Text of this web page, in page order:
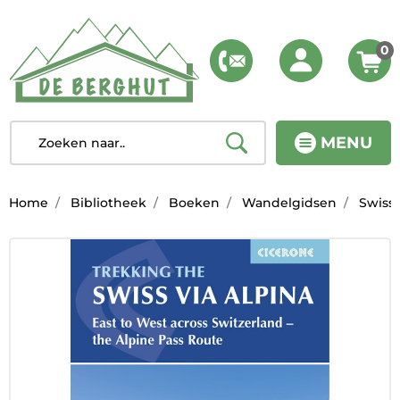
MENU
0
Home Bibliotheek Boeken Wandelgidsen Swiss